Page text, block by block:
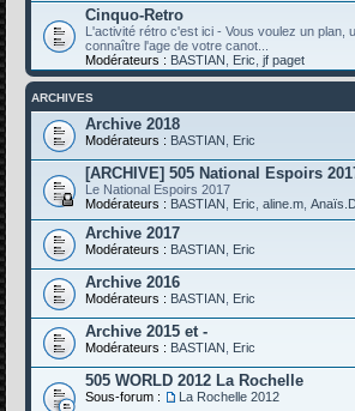
Cinquo-Retro
L'activité rétro c'est ici - Vous voulez un plan,
connaître l'age de votre canot...
Modérateurs : BASTIAN Eric jf paget
ARCHIVES
Archive 2018
Modérateurs : BASTIAN Eric
[ARCHIVE] 505 National Espoirs
Le National Espoirs 2017
Modérateurs : BASTIAN Eric aline.m
Archive 2017
Modérateurs : BASTIAN Eric
Archive 2016
Modérateurs : BASTIAN Eric
Archive 2015 et -
Modérateurs : BASTIAN Eric
505 WORLD 2012 La Rochelle
Sous-forum : La Rochelle 2012